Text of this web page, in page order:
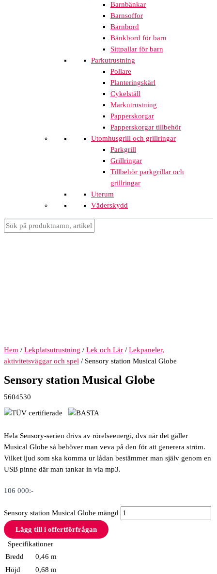
Barnbänkar
Barnsoffor
Barnbord
Bänkbord för barn
Sittpallar för barn
Parkutrustning
Pollare
Planteringskärl
Cykelställ
Markutrustning
Papperskorgar
Papperskorgar tillbehör
Utomhusgrill och grillringar
Parkgrill
Grillringar
Tillbehör parkgrillar och
grillringar
Uterum
Väderskydd
Hem / Lekplatsutrustning / Lek och Lär / Lekpaneler,
aktivitetsväggar och spel / Sensory station Musical Globe
Sensory station Musical Globe
5604530
Hela Sensory-serien drivs av rörelseenergi, dvs när det gäller
Musical Globe så behöver man veva på den för att generera ström.
Vilket ljud som ska komma ur lådan bestämmer man själv genom en
USB pinne där man tankar in via mp3.
106 000:-
Sensory station Musical Globe mängd
Lägg till i offertförfrågan
Specifikationer
Bredd
0,46 m
Höjd
0,68 m